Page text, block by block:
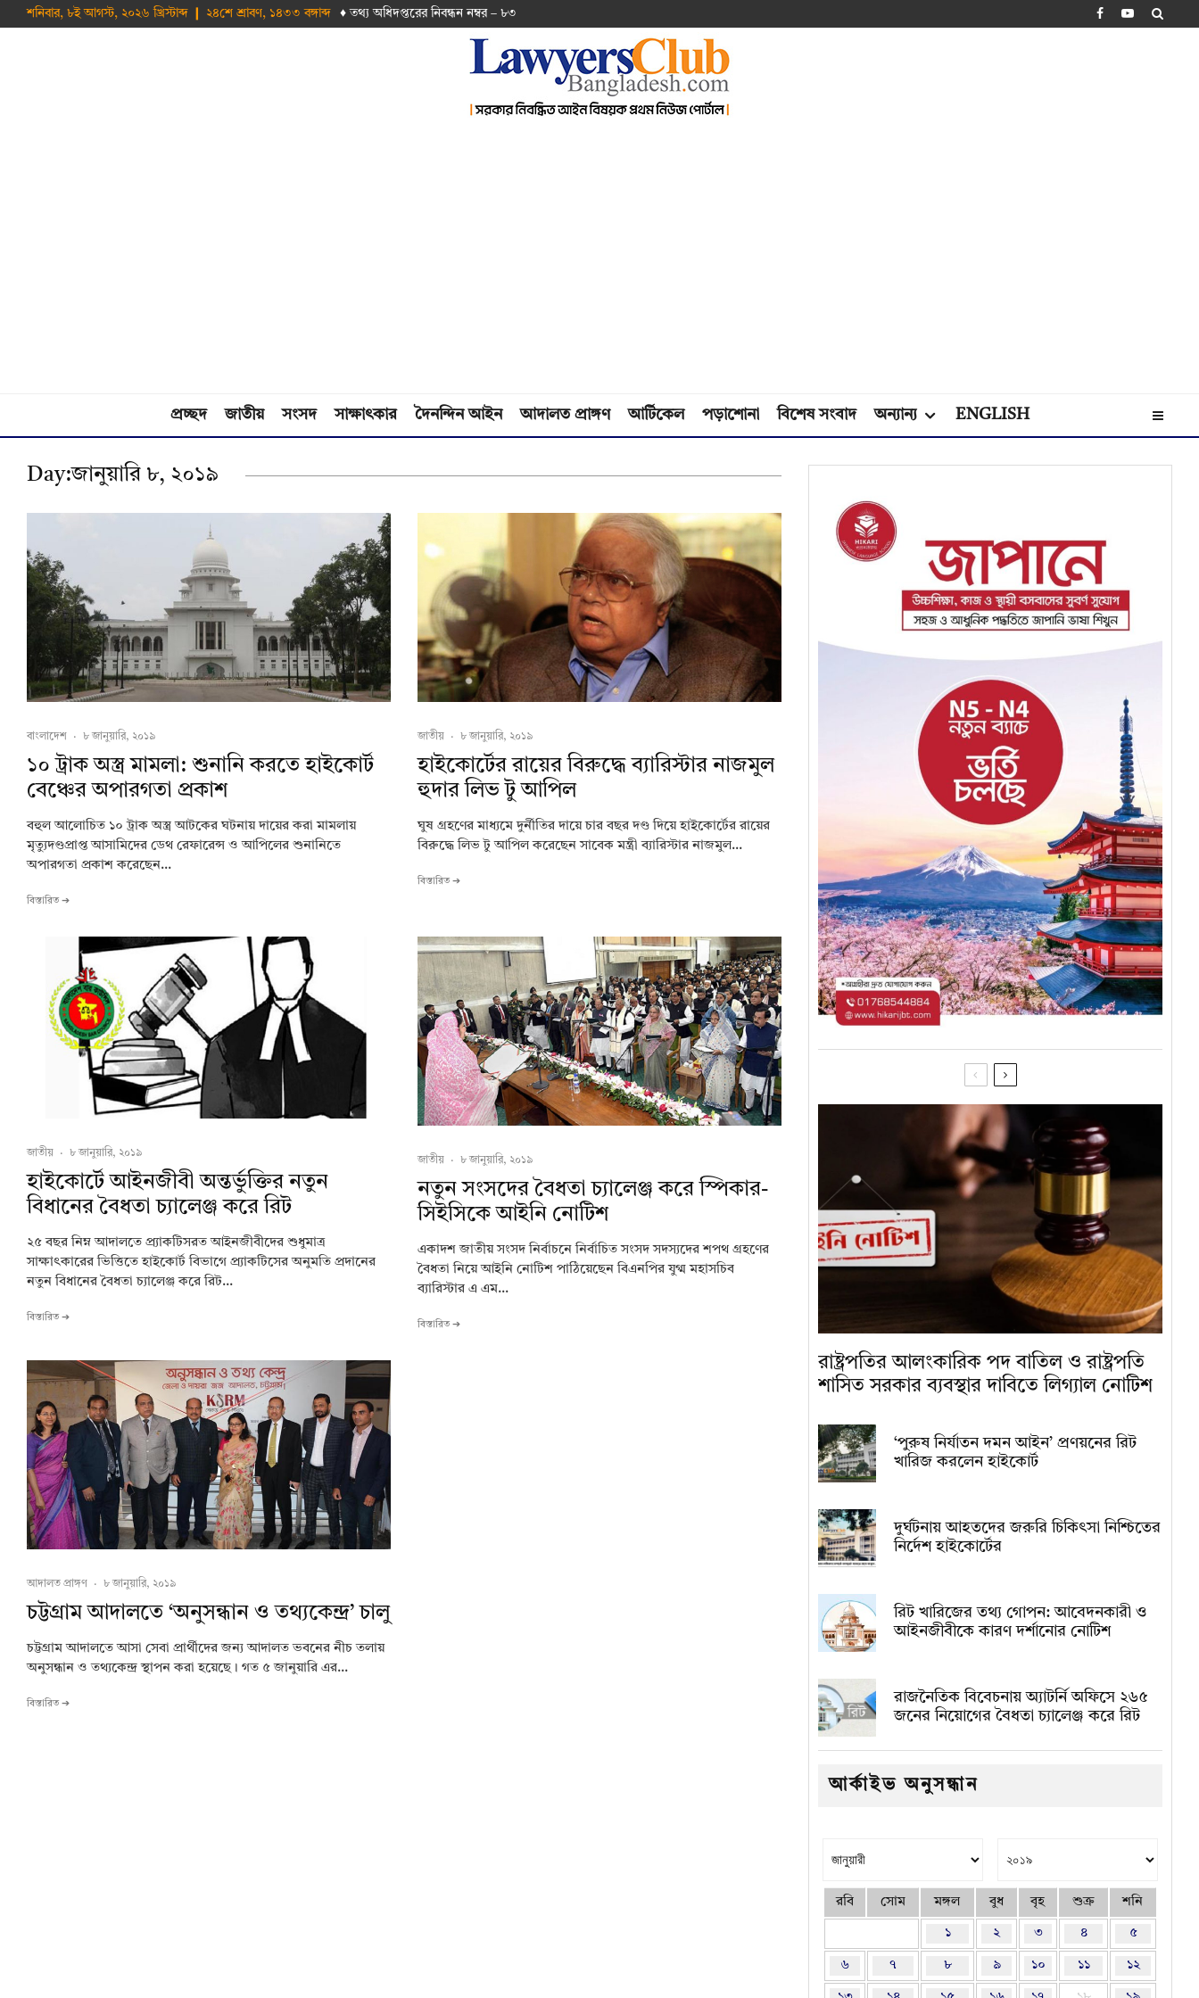
শনিবার, ৮ই আগস্ট, ২০২৬ খ্রিস্টাব্দ ❙ ২৪শে শ্রাবণ, ১৪৩৩ বঙ্গাব্দ ♦ তথ‌্য অ‌ধিদপ্ত‌রের নিবন্ধন নম্বর – ৮৩
প্রচ্ছদ জাতীয় সংসদ সাক্ষাৎকার দৈনন্দিন আইন আদালত প্রাঙ্গণ আর্টিকেল পড়াশোনা বিশেষ সংবাদ অন্যান্য ENGLISH
Day:জানুয়ারি ৮, ২০১৯
বাংলাদেশ · ৮ জানুয়ারি, ২০১৯
১০ ট্রাক অস্ত্র মামলা: শুনানি করতে হাইকোর্ট
বেঞ্চের অপারগতা প্রকাশ
বহুল আলোচিত ১০ ট্রাক অস্ত্র আটকের ঘটনায় দায়ের করা মামলায়
মৃত্যুদণ্ডপ্রাপ্ত আসামিদের ডেথ রেফারেন্স ও আপিলের শুনানিতে
অপারগতা প্রকাশ করেছেন...
বিস্তারিত ➔
জাতীয় · ৮ জানুয়ারি, ২০১৯
হাইকোর্টের রায়ের বিরুদ্ধে ব্যারিস্টার নাজমুল
হুদার লিভ টু আপিল
ঘুষ গ্রহণের মাধ্যমে দুর্নীতির দায়ে চার বছর দণ্ড দিয়ে হাইকোর্টের রায়ের
বিরুদ্ধে লিভ টু আপিল করেছেন সাবেক মন্ত্রী ব্যারিস্টার নাজমুল...
বিস্তারিত ➔
জাতীয় · ৮ জানুয়ারি, ২০১৯
হাইকোর্টে আইনজীবী অন্তর্ভুক্তির নতুন
বিধানের বৈধতা চ্যালেঞ্জ করে রিট
২৫ বছর নিম্ন আদালতে প্র্যাকটিসরত আইনজীবীদের শুধুমাত্র
সাক্ষাৎকারের ভিত্তিতে হাইকোর্ট বিভাগে প্র্যাকটিসের অনুমতি প্রদানের
নতুন বিধানের বৈধতা চ্যালেঞ্জ করে রিট...
বিস্তারিত ➔
জাতীয় · ৮ জানুয়ারি, ২০১৯
নতুন সংসদের বৈধতা চ্যালেঞ্জ করে স্পিকার-
সিইসিকে আইনি নোটিশ
একাদশ জাতীয় সংসদ নির্বাচনে নির্বাচিত সংসদ সদস্যদের শপথ গ্রহণের
বৈধতা নিয়ে আইনি নোটিশ পাঠিয়েছেন বিএনপির যুগ্ম মহাসচিব
ব্যারিস্টার এ এম...
বিস্তারিত ➔
আদালত প্রাঙ্গণ · ৮ জানুয়ারি, ২০১৯
চট্টগ্রাম আদালতে ‘অনুসন্ধান ও তথ্যকেন্দ্র’ চালু
চট্টগ্রাম আদালতে আসা সেবা প্রার্থীদের জন্য আদালত ভবনের নীচ তলায়
অনুসন্ধান ও তথ্যকেন্দ্র স্থাপন করা হয়েছে। গত ৫ জানুয়ারি এর...
বিস্তারিত ➔
রাষ্ট্রপতির আলংকারিক পদ বাতিল ও রাষ্ট্রপতি
শাসিত সরকার ব্যবস্থার দাবিতে লিগ্যাল নোটিশ
‘পুরুষ নির্যাতন দমন আইন’ প্রণয়নের রিট
খারিজ করলেন হাইকোর্ট
দুর্ঘটনায় আহতদের জরুরি চিকিৎসা নিশ্চিতের
নির্দেশ হাইকোর্টের
রিট খারিজের তথ্য গোপন: আবেদনকারী ও
আইনজীবীকে কারণ দর্শানোর নোটিশ
রাজনৈতিক বিবেচনায় অ‍্যাটর্নি অফিসে ২৬৫
জনের নিয়োগের বৈধতা চ্যালেঞ্জ করে রিট
আর্কাইভ অনুসন্ধান
রবি সোম মঙ্গল বুধ বৃহ শুক্র শনি
১ ২ ৩ ৪ ৫
৬ ৭ ৮ ৯ ১০ ১১ ১২